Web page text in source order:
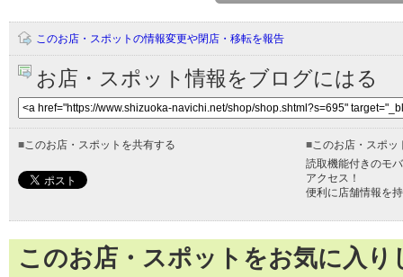
このお店・スポットの情報変更や閉店・移転を報告
お店・スポット情報をブログにはる
■このお店・スポットを共有する ■このお店・スポッ
読取機能付きのモ
アクセス！
便利に店舗情報を
このお店・スポットをお気に入